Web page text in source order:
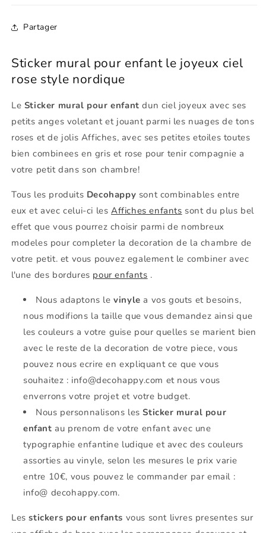
Partager
Sticker mural pour enfant le joyeux ciel
rose style nordique
Le Sticker mural pour enfant dun ciel joyeux avec ses
petits anges voletant et jouant parmi les nuages ​​de tons
roses et de jolis Affiches, avec ses petites etoiles toutes
bien combinees en gris et rose pour tenir compagnie a
votre petit dans son chambre!
Tous les produits Decohappy sont combinables entre
eux et avec celui-ci lesAffiches enfants sont du plus bel
effet que vous pourrez choisir parmi de nombreux
modeles pour completer la decoration de la chambre de
votre petit. et vous pouvez egalement le combiner avec
l'une des bordures pour enfants .
Nous adaptons levinyle a vos gouts et besoins,
nous modifions la taille que vous demandez ainsi que
les couleurs a votre guise pour quelles se marient bien
avec le reste de la decoration de votre piece, vous
pouvez nous ecrire en expliquant ce que vous
souhaitez : info@decohappy.com et nous vous
enverrons votre projet et votre budget.
Nous personnalisons lesSticker mural pour
enfant au prenom de votre enfant avec une
typographie enfantine ludique et avec des couleurs
assorties au vinyle, selon les mesures le prix varie
entre 10€, vous pouvez le commander par email :
info@ decohappy.com.
Lesstickers pour enfants vous sont livres presentes sur